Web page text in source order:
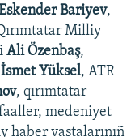
Bariyev,
Milliy
Ali Özenbaş,
İsmet Yüksel, ATR
, qırımtatar
medeniyet
haber vastalarınıñ